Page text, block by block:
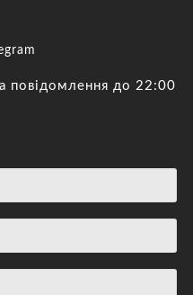
повідомлення до 22:00